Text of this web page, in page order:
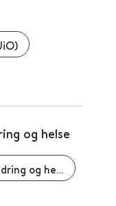
og helse
Nasjonalt senter for aldring og helse